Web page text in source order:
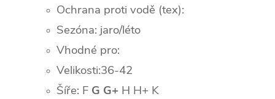
Ochrana proti vodě (tex):
Sezóna: jaro/léto
Vhodné pro:
Velikosti:36-42
Šíře: F G G+ H H+ K